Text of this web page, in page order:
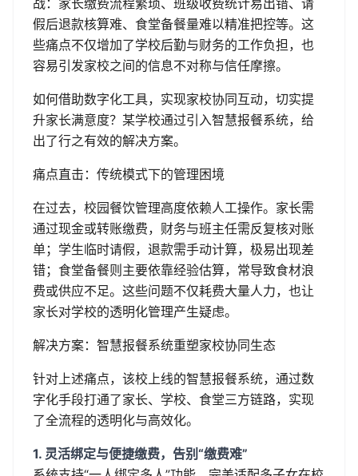
战：家长缴费流程繁琐、班级收费统计易出错、请
假后退款核算难、食堂备餐量难以精准把控等。这
些痛点不仅增加了学校后勤与财务的工作负担，也
容易引发家校之间的信息不对称与信任摩擦。
如何借助数字化工具，实现家校协同互动，切实提
升家长满意度？某学校通过引入智慧报餐系统，给
出了行之有效的解决方案。
痛点直击：传统模式下的管理困境
在过去，校园餐饮管理高度依赖人工操作。家长需
通过现金或转账缴费，财务与班主任需反复核对账
单；学生临时请假，退款需手动计算，极易出现差
错；食堂备餐则主要依靠经验估算，常导致食材浪
费或供应不足。这些问题不仅耗费大量人力，也让
家长对学校的透明化管理产生疑虑。
解决方案：智慧报餐系统重塑家校协同生态
针对上述痛点，该校上线的智慧报餐系统，通过数
字化手段打通了家长、学校、食堂三方链路，实现
了全流程的透明化与高效化。
1. 灵活绑定与便捷缴费，告别“缴费难”